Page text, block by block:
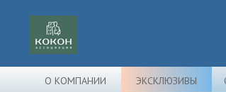
О КОМПАНИИ ЭКСКЛЮЗИВЫ